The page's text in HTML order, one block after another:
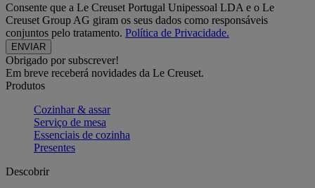
Consente que a Le Creuset Portugal Unipessoal LDA e o Le
Creuset Group AG giram os seus dados como responsáveis
conjuntos pelo tratamento. Política de Privacidade.
Obrigado por subscrever!
Em breve receberá novidades da Le Creuset.
Produtos
Cozinhar & assar
Serviço de mesa
Essenciais de cozinha
Presentes
Descobrir